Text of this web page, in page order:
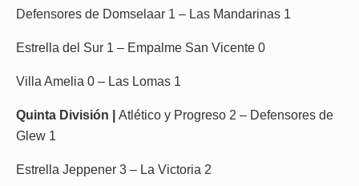
Defensores de Domselaar 1 – Las Mandarinas 1
Estrella del Sur 1 – Empalme San Vicente 0
Villa Amelia 0 – Las Lomas 1
Quinta División | Atlético y Progreso 2 – Defensores de
Glew 1
Estrella Jeppener 3 – La Victoria 2